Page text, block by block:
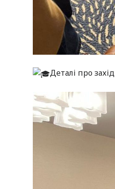
Деталі про